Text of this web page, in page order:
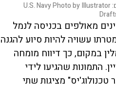
U.S. Navy Photo by Illustrator
מאולפים בכניסה לנמל
עשויה להיות סיוע להגנה
במקום, כך דיווח מומחה
התמונות שהגיעו לידי
מציגות שתי